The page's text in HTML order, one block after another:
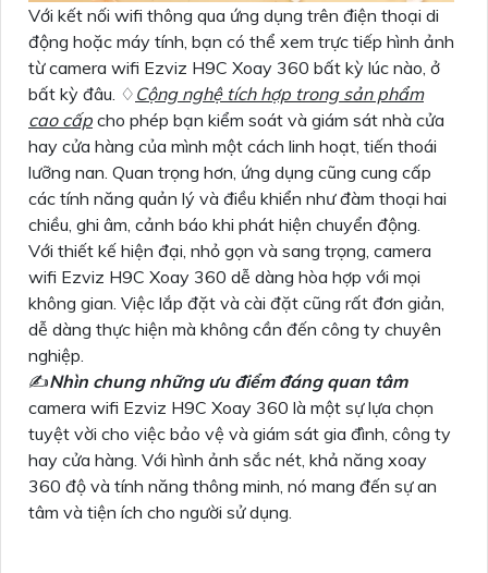
Với kết nối wifi thông qua ứng dụng trên điện thoại di
động hoặc máy tính, bạn có thể xem trực tiếp hình ảnh
từ camera wifi Ezviz H9C Xoay 360 bất kỳ lúc nào, ở
bất kỳ đâu. ♢ Cộng nghệ tích hợp trong sản phẩm
cao cấp cho phép bạn kiểm soát và giám sát nhà cửa
hay cửa hàng của mình một cách linh hoạt, tiến thoái
lưỡng nan. Quan trọng hơn, ứng dụng cũng cung cấp
các tính năng quản lý và điều khiển như đàm thoại hai
chiều, ghi âm, cảnh báo khi phát hiện chuyển động.
Với thiết kế hiện đại, nhỏ gọn và sang trọng, camera
wifi Ezviz H9C Xoay 360 dễ dàng hòa hợp với mọi
không gian. Việc lắp đặt và cài đặt cũng rất đơn giản,
dễ dàng thực hiện mà không cần đến công ty chuyên
nghiệp.
✍️Nhìn chung những ưu điểm đáng quan tâm
camera wifi Ezviz H9C Xoay 360 là một sự lựa chọn
tuyệt vời cho việc bảo vệ và giám sát gia đình, công ty
hay cửa hàng. Với hình ảnh sắc nét, khả năng xoay
360 độ và tính năng thông minh, nó mang đến sự an
tâm và tiện ích cho người sử dụng.